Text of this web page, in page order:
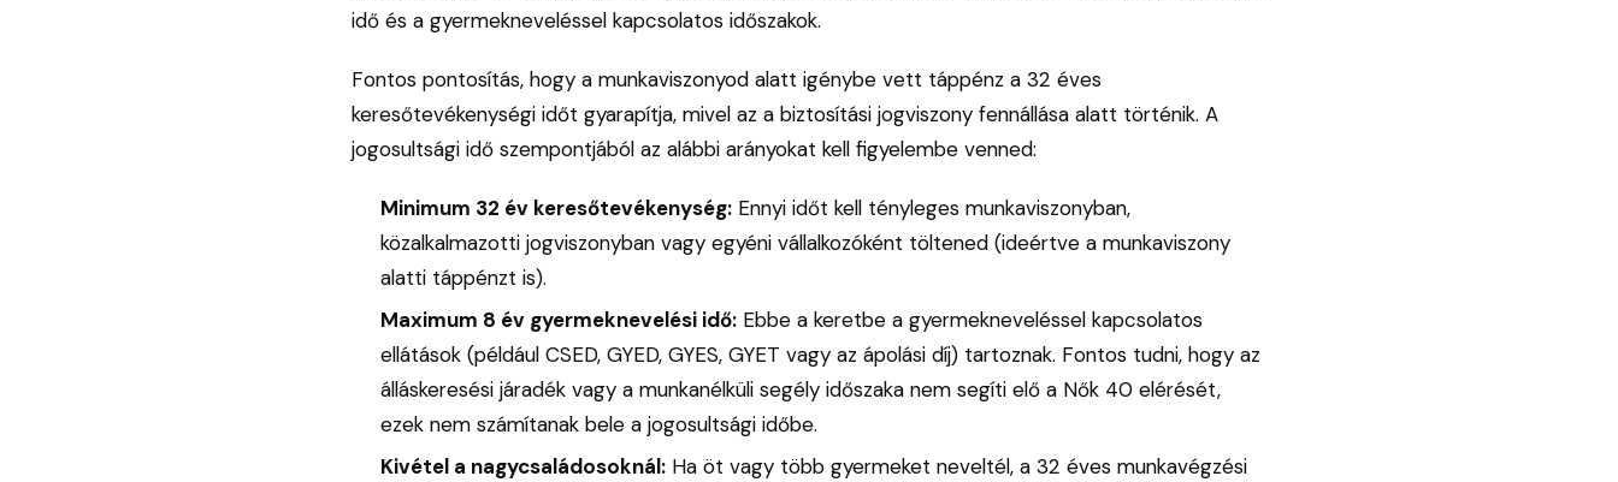
idő és a gyermekneveléssel kapcsolatos időszakok.
Fontos pontosítás, hogy a munkaviszonyod alatt igénybe vett táppénz a 32 éves
keresőtevékenységi időt gyarapítja, mivel az a biztosítási jogviszony fennállása alatt történik. A
jogosultsági idő szempontjából az alábbi arányokat kell figyelembe venned:
Minimum 32 év keresőtevékenység: Ennyi időt kell tényleges munkaviszonyban,
közalkalmazotti jogviszonyban vagy egyéni vállalkozóként töltened (ideértve a munkaviszony
alatti táppénzt is).
Maximum 8 év gyermeknevelési idő: Ebbe a keretbe a gyermekneveléssel kapcsolatos
ellátások (például CSED, GYED, GYES, GYET vagy az ápolási díj) tartoznak. Fontos tudni, hogy az
álláskeresési járadék vagy a munkanélküli segély időszaka nem segíti elő a Nők 40 elérését,
ezek nem számítanak bele a jogosultsági időbe.
Kivétel a nagycsaládosoknál: Ha öt vagy több gyermeket neveltél, a 32 éves munkavégzési